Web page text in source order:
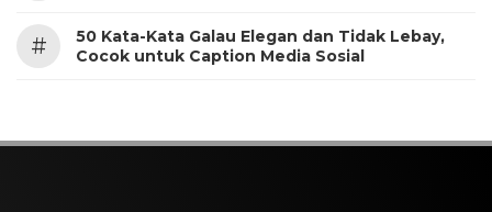
#
50 Kata-Kata Galau Elegan dan Tidak Lebay,
Cocok untuk Caption Media Sosial